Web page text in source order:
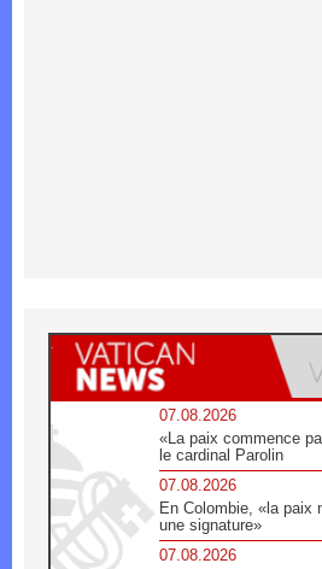
07.08.2026
«La paix commence
le cardinal Parolin
07.08.2026
En Colombie, «la paix
une signature»
07.08.2026